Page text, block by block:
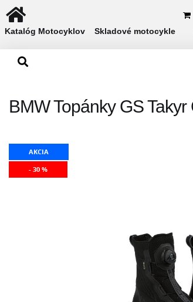
Katalóg Motocyklov Skladové motocykle
BMW Topánky GS
AKCIA
- 30 %